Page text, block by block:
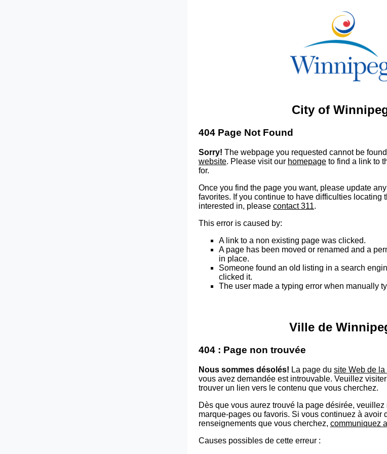
City of
404 Page Not Found
Sorry! The webpage you requested cannot be
website. Please visit our homepage to find a link to
for.
Once you find the page you want, please update
favorites. If you continue to have difficulties locating
interested in, please contact 311.
This error is caused by:
A link to a non existing page was clicked.
A page has been moved or renamed and a
in place.
Someone found an old listing in a search
clicked it.
The user made a typing error when manually
Ville de
404 : Page non trouvée
Nous sommes désolés! La page du site Web de
vous avez demandée est introuvable. Veuillez
trouver un lien vers le contenu que vous cherchez.
Dès que vous aurez trouvé la page désirée,
marque-pages ou favoris. Si vous continuez à avoir
renseignements que vous cherchez, communiquez
Causes possibles de cette erreur :